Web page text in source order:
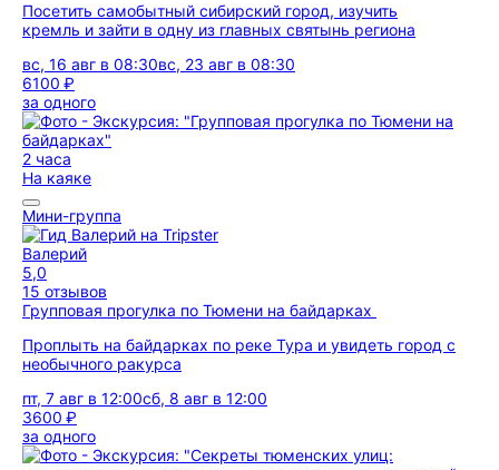
Посетить самобытный сибирский город, изучить
кремль и зайти в одну из главных святынь региона
вс, 16 авг в 08:30вс, 23 авг в 08:30
6100 ₽
за одного
2 часа
На каяке
Мини-группа
Валерий
5,0
15 отзывов
Групповая прогулка по Тюмени на байдарках
Проплыть на байдарках по реке Тура и увидеть город с
необычного ракурса
пт, 7 авг в 12:00сб, 8 авг в 12:00
3600 ₽
за одного